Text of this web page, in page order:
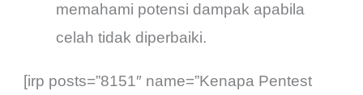
memahami potensi dampak apabila
celah tidak diperbaiki.
[irp posts=”8151″ name=”Kenapa Pentest